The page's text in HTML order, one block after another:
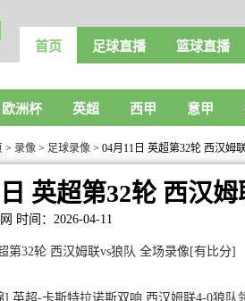
首页 足球直播 篮球直播
欧洲杯 英超 西甲 意甲
> 录像 > 足球录像 > 04月11日 英超第32轮 西汉姆
英超第32轮 西汉
时间：2026-04-11
第32轮 西汉姆联vs狼队 全场录像[有比分]
] 英超-卡斯特拉诺斯双响 西汉姆联4-0狼队